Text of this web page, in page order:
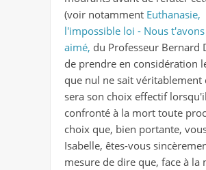
(voir notamment Euthanasie,
l'impossible loi - Nous
aimé, du Professeur Bernard
de prendre en considération
que nul ne sait véritablement
sera son choix effectif
confronté à la mort toute
choix que, bien portante,
Isabelle, êtes-vous
mesure de dire que, face à la